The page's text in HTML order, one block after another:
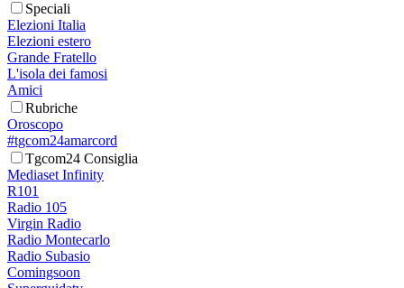
Speciali
Elezioni Italia
Elezioni estero
Grande Fratello
L'isola dei famosi
Amici
Rubriche
Oroscopo
#tgcom24amarcord
Tgcom24 Consiglia
Mediaset Infinity
R101
Radio 105
Virgin Radio
Radio Montecarlo
Radio Subasio
Comingsoon